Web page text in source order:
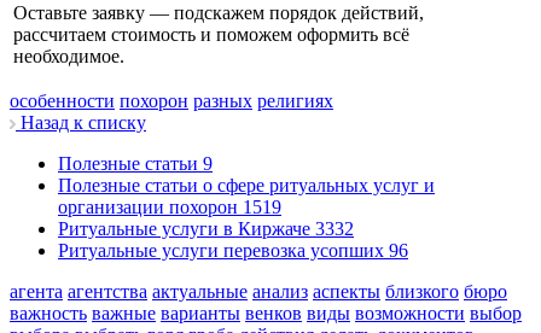
Оставьте заявку — подскажем порядок действий,
рассчитаем стоимость и поможем оформить всё
необходимое.
особенности похорон разных религиях
Назад к списку
Полезные статьи 9
Полезные статьи о сфере ритуальных услуг и
организации похорон 1519
Ритуальные услуги в Киржаче 3332
Ритуальные услуги перевозка усопших 96
агента агентства актуальные анализ аспекты близкого бюро
важность важные варианты венков виды возможности выбор